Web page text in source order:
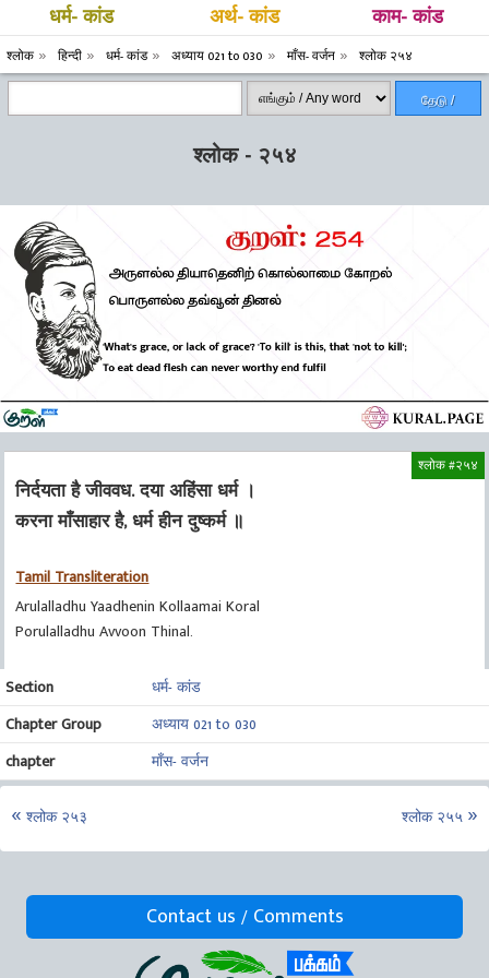
धर्म- कांड अर्थ- कांड काम- कांड
श्लोक हिन्दी धर्म- कांड अध्याय 021 to 030 माँस- वर्जन श्लोक २५४
தேடு /
श्लोक - २५४
श्लोक #२५४
निर्दयता है जीववध. दया अहिंसा धर्म ।
करना माँसाहार है, धर्म हीन दुष्कर्म ॥
Tamil Transliteration
Arulalladhu Yaadhenin Kollaamai Koral
Porulalladhu Avvoon Thinal.
Section
धर्म- कांड
Chapter Group
अध्याय 021 to 030
chapter
माँस- वर्जन
श्लोक २५३ श्लोक २५५
Contact us / Comments